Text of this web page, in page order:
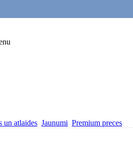
un atlaides Jaunumi Premium preces